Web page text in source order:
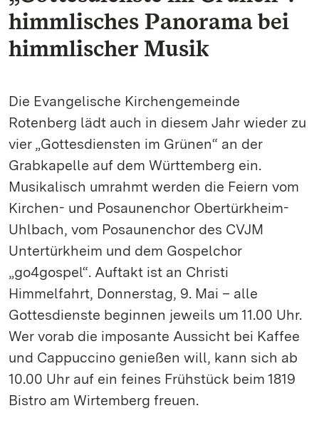
himmlisches Panorama bei
himmlischer Musik
Die Evangelische Kirchengemeinde
Rotenberg lädt auch in diesem Jahr wieder zu
vier „Gottesdiensten im Grünen“ an der
Grabkapelle auf dem Württemberg ein.
Musikalisch umrahmt werden die Feiern vom
Kirchen- und Posaunenchor Obertürkheim-
Uhlbach, vom Posaunenchor des CVJM
Untertürkheim und dem Gospelchor
„go4gospel“. Auftakt ist an Christi
Himmelfahrt, Donnerstag, 9. Mai – alle
Gottesdienste beginnen jeweils um 11.00 Uhr.
Wer vorab die imposante Aussicht bei Kaffee
und Cappuccino genießen will, kann sich ab
10.00 Uhr auf ein feines Frühstück beim 1819
Bistro am Wirtemberg freuen.